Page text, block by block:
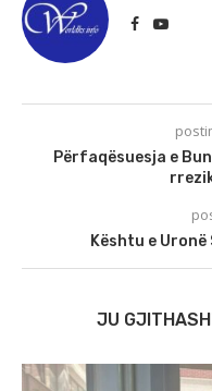
Përfaqësuesja e
Kështu e
JU